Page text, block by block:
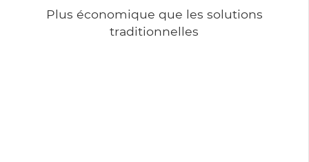
Plus économique que les solutions
traditionnelles